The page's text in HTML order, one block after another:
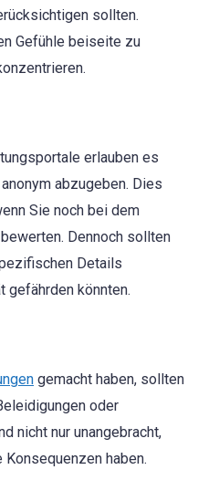
sollten.
Gefühle beiseite zu
erlauben es
abzugeben. Dies
Sie noch bei dem
Dennoch sollten
Details
gefährden könnten.
gemacht haben, sollten
oder
nicht nur unangebracht,
haben.